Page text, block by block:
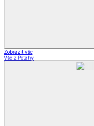
Zobrazit vše
Vše z Potahy